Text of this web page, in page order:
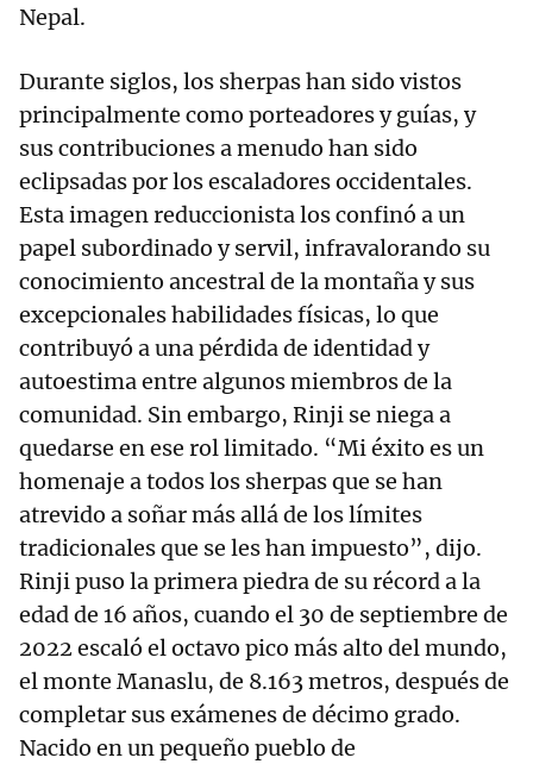
Nepal.
Durante siglos, los sherpas han sido vistos
principalmente como porteadores y guías, y
sus contribuciones a menudo han sido
eclipsadas por los escaladores occidentales.
Esta imagen reduccionista los confinó a un
papel subordinado y servil, infravalorando su
conocimiento ancestral de la montaña y sus
excepcionales habilidades físicas, lo que
contribuyó a una pérdida de identidad y
autoestima entre algunos miembros de la
comunidad. Sin embargo, Rinji se niega a
quedarse en ese rol limitado. “Mi éxito es un
homenaje a todos los sherpas que se han
atrevido a soñar más allá de los límites
tradicionales que se les han impuesto”, dijo.
Rinji puso la primera piedra de su récord a la
edad de 16 años, cuando el 30 de septiembre de
2022 escaló el octavo pico más alto del mundo,
el monte Manaslu, de 8.163 metros, después de
completar sus exámenes de décimo grado.
Nacido en un pequeño pueblo de